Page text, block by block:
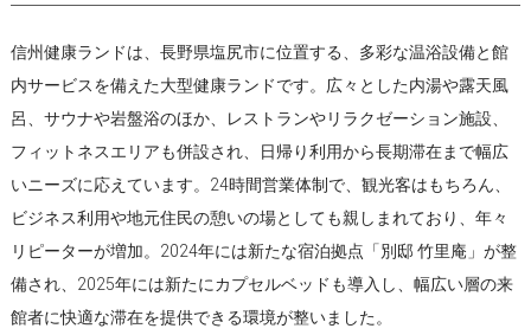
信州健康ランドは、長野県塩尻市に位置する、多彩な温浴設備と館
内サービスを備えた大型健康ランドです。広々とした内湯や露天風
呂、サウナや岩盤浴のほか、レストランやリラクゼーション施設、
フィットネスエリアも併設され、日帰り利用から長期滞在まで幅広
いニーズに応えています。24時間営業体制で、観光客はもちろん、
ビジネス利用や地元住民の憩いの場としても親しまれており、年々
リピーターが増加。2024年には新たな宿泊拠点「別邸 竹里庵」が整
備され、2025年には新たにカプセルベッドも導入し、幅広い層の来
館者に快適な滞在を提供できる環境が整いました。